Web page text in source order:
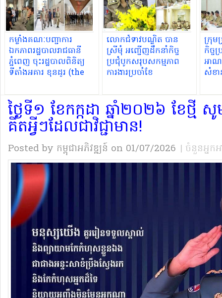
កម្លាំងគណៈបញ្ជាការ
ឯកភាពរដ្ឋបាលរាជធានី
ភ្នំពេញ ចុះរដ្ឋបាលពិនិត្យ
ទីតាំងអគារ ខុនដូរ (the
ខណ្ឌប្ញស្សីកែវ
លោកជំទាវបណ្ឌិត បាន
ស្រីមុំ អញ្ជើញដឹកនាំកិច្ច
ប្រជុំបូកសរុបសកម្មភាព
ការងារប្រចាំខែ
ក្រុម
កិច្ច
អាណ
សំខ
ថ្ងៃទី១ ខែកក្កដា ឆ្នាំ២០២៦ ខែថ្មី សូ
គិតអ្វីៗដែលជាវិជ្ជាមាន!
Posted by កម្ពុជាអភិវឌ្ឍន៍ on 01/07/2026 | ចំនួនអ្នក